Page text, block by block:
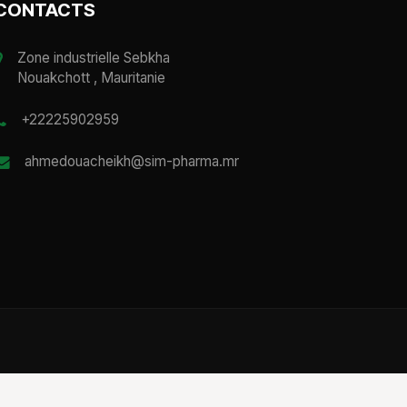
Zone industrielle Sebkha
Nouakchott , Mauritanie
+22225902959
ahmedouacheikh@sim-pharma.mr